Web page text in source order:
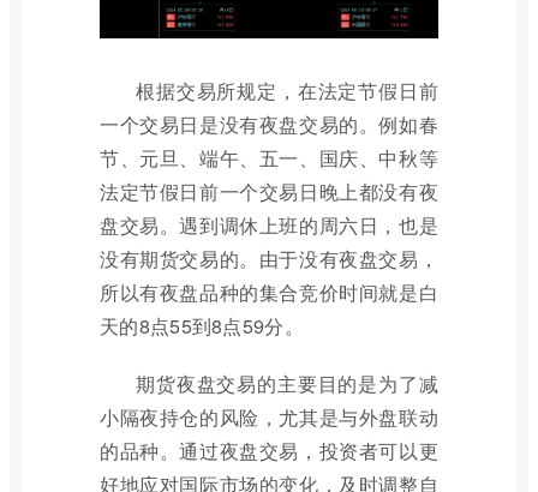
根据交易所规定，在法定节假日前
一个交易日是没有夜盘交易的。例如春
节、元旦、端午、五一、国庆、中秋等
法定节假日前一个交易日晚上都没有夜
盘交易。遇到调休上班的周六日，也是
没有期货交易的。由于没有夜盘交易，
所以有夜盘品种的集合竞价时间就是白
天的8点55到8点59分。
期货夜盘交易的主要目的是为了减
小隔夜持仓的风险，尤其是与外盘联动
的品种。通过夜盘交易，投资者可以更
好地应对国际市场的变化，及时调整自